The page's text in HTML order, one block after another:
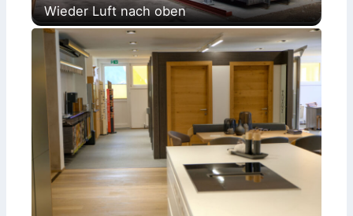
Wieder Luft nach oben